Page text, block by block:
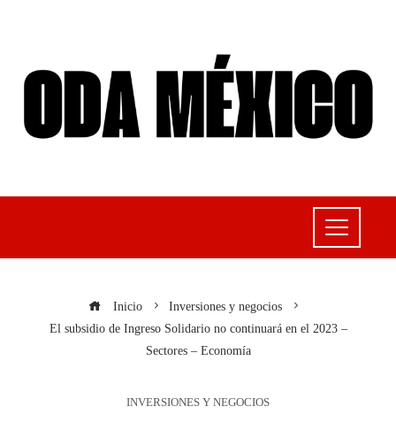
Inicio
Inversiones y negocios
El subsidio de Ingreso Solidario no continuará en el 2023 –
Sectores – Economía
INVERSIONES Y NEGOCIOS